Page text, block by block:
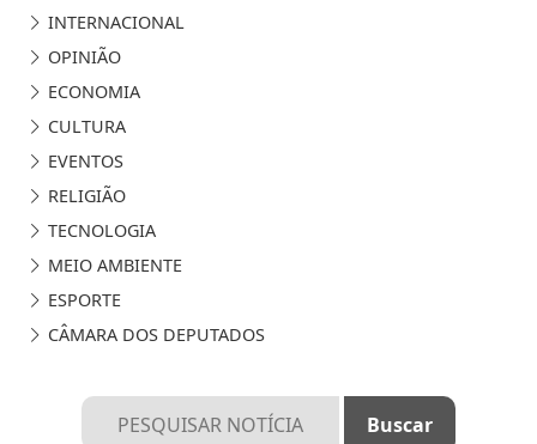
INTERNACIONAL
OPINIÃO
ECONOMIA
CULTURA
EVENTOS
RELIGIÃO
TECNOLOGIA
MEIO AMBIENTE
ESPORTE
CÂMARA DOS DEPUTADOS